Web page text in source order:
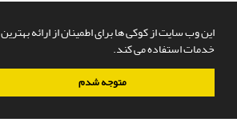
این وب سایت از کوکی ها برای اطمینان از ارائه بهترین
خدمات استفاده می کند.
متوجه شدم